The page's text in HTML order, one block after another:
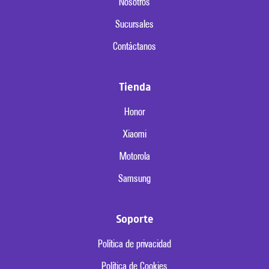
Sucursales
Contáctanos
Tienda
Honor
Xiaomi
Motorola
Samsung
Soporte
Política de privacidad
Política de Cookies